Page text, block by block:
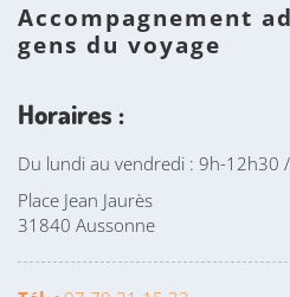
Accompagnement
gens du voyage
Horaires :
Du lundi au vendredi : 9h-12h30
Place Jean Jaurès
31840 Aussonne